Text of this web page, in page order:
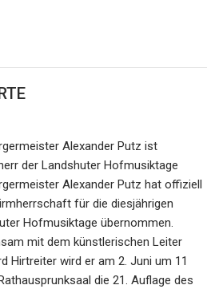
Alexander Putz ist
der Landshuter Hofmusiktage
Alexander Putz hat offiziell
für die diesjährigen
Hofmusiktage übernommen.
mit dem künstlerischen Leiter
Hirtreiter wird er am 2. Juni um 11
die 21. Auflage des